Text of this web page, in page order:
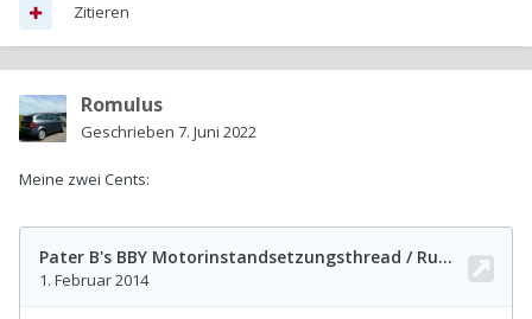
Zitieren
Romulus
Geschrieben 7. Juni 2022
Meine zwei Cents: